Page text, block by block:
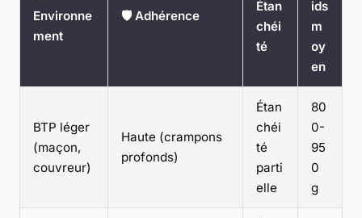
Environne
ment
🛡️ Adhérence
Étan
chéi
té
ids
m
oy
en
BTP léger
(maçon,
couvreur)
Haute (crampons
profonds)
Étan
chéi
té
parti
elle
80
0-
95
0
g